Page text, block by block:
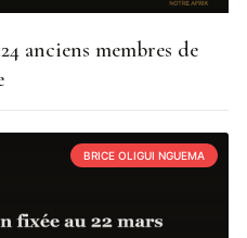
anciens membres de
BRICE OLIGUI NGUEMA